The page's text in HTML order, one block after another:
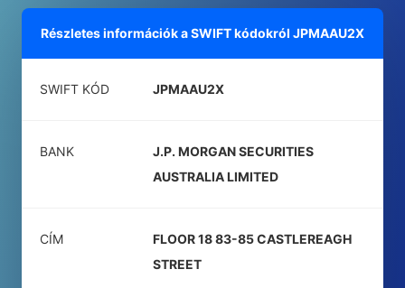
Részletes információk a SWIFT kódokról JPMAAU2X
SWIFT KÓD JPMAAU2X
BANK
J.P. MORGAN SECURITIES
AUSTRALIA LIMITED
CÍM
FLOOR 18 83-85 CASTLEREAGH
STREET